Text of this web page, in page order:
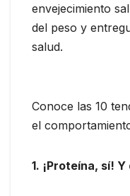
envejecimiento
del peso y
salud.
Conoce las 10
el
1. ¡Proteína, sí!